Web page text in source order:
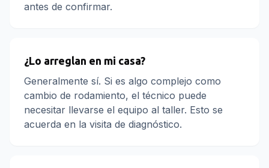
antes de confirmar.
¿Lo arreglan en mi casa?
Generalmente sí. Si es algo complejo como
cambio de rodamiento, el técnico puede
necesitar llevarse el equipo al taller. Esto se
acuerda en la visita de diagnóstico.